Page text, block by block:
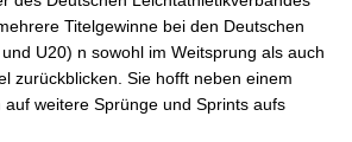
Titelgewinne bei den Deutschen
U20) n sowohl im Weitsprung als auch
zurückblicken. Sie hofft neben einem
weitere Sprünge und Sprints aufs